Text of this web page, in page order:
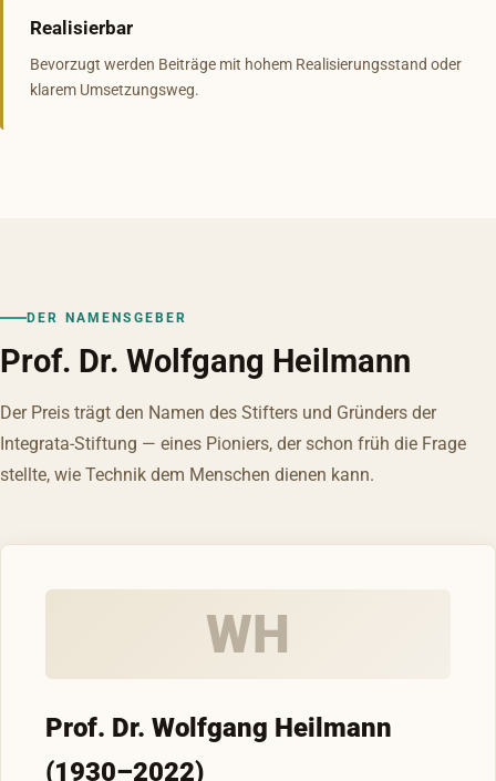
Realisierbar
Bevorzugt werden Beiträge mit hohem Realisierungsstand oder
klarem Umsetzungsweg.
DER NAMENSGEBER
Prof. Dr. Wolfgang Heilmann
Der Preis trägt den Namen des Stifters und Gründers der
Integrata-Stiftung — eines Pioniers, der schon früh die Frage
stellte, wie Technik dem Menschen dienen kann.
WH
Prof. Dr. Wolfgang Heilmann
(1930–2022)